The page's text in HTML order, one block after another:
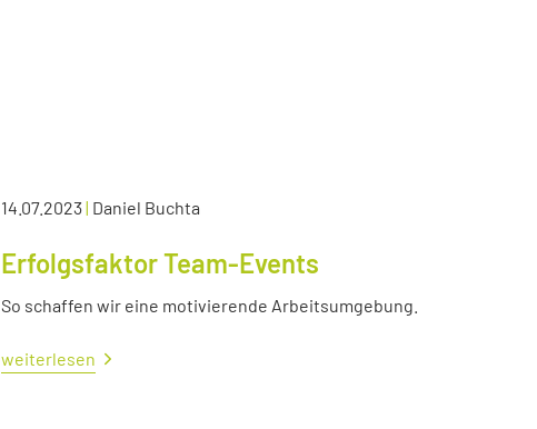
14.07.2023| Daniel Buchta
Erfolgsfaktor Team-Events
So schaffen wir eine motivierende Arbeitsumgebung.
weiterlesen